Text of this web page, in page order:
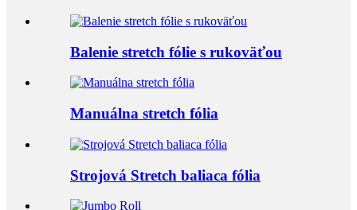
Balenie stretch fólie s rukoväťou
Manuálna stretch fólia
Strojová Stretch baliaca fólia